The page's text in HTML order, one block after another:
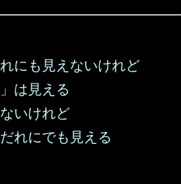
にも見えないけれど
は見える
いけれど
れにでも見える